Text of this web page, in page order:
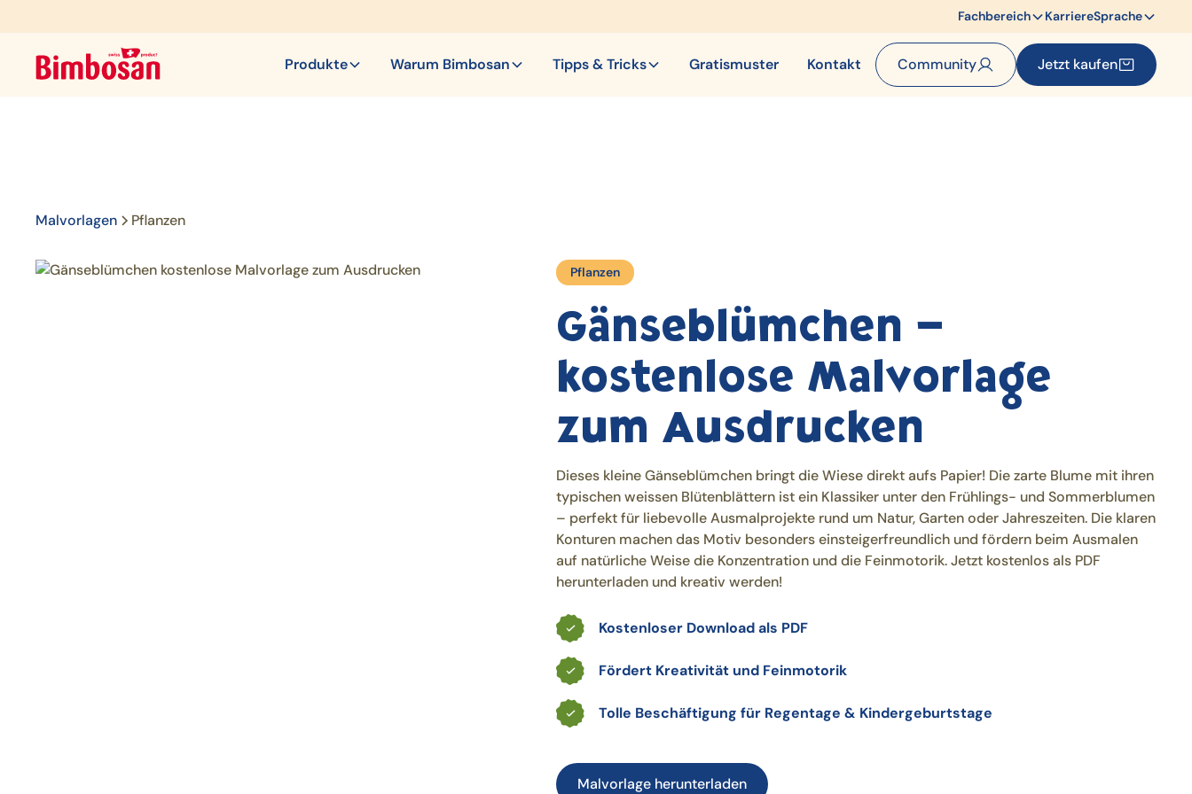
Fachbereich KarriereSprache
Produkte Warum Bimbosan Tipps & Tricks Gratismuster Kontakt Community Jetzt kaufen
Malvorlagen Pflanzen
Pflanzen
Gänseblümchen –
kostenlose Malvorlage
zum Ausdrucken
Dieses kleine Gänseblümchen bringt die Wiese direkt aufs Papier! Die zarte Blume mit ihren
typischen weissen Blütenblättern ist ein Klassiker unter den Frühlings- und Sommerblumen
– perfekt für liebevolle Ausmalprojekte rund um Natur, Garten oder Jahreszeiten. Die klaren
Konturen machen das Motiv besonders einsteigerfreundlich und fördern beim Ausmalen
auf natürliche Weise die Konzentration und die Feinmotorik. Jetzt kostenlos als PDF
herunterladen und kreativ werden!
Kostenloser Download als PDF
Fördert Kreativität und Feinmotorik
Tolle Beschäftigung für Regentage & Kindergeburtstage
Malvorlage herunterladen